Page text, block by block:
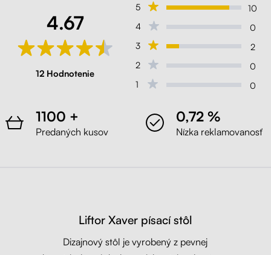
4.67
12 Hodnotenie
5
10
4
0
3
2
2
0
1
0
1100 +
Predaných kusov
0,72 %
Nízka reklamovanosť
Liftor Xaver písací stôl
Dizajnový stôl je vyrobený z pevnej